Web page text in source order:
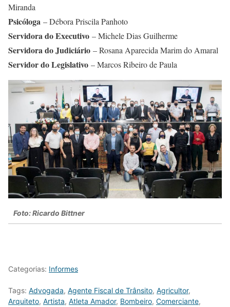
Miranda
Psicóloga – Débora Priscila Panhoto
Servidora do Executivo – Michele Dias Guilherme
Servidora do Judiciário – Rosana Aparecida Marim do Amaral
Servidor do Legislativo – Marcos Ribeiro de Paula
Foto: Ricardo Bittner
Categorias: Informes
Tags: Advogada, Agente Fiscal de Trânsito, Agricultor,
Arquiteto, Artista, Atleta Amador, Bombeiro, Comerciante,